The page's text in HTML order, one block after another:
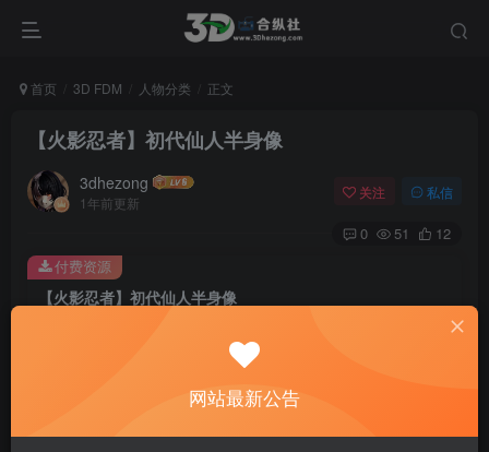
首页 3D FDM 人物分类 正文
【火影忍者】初代仙人半身像
3dhezong
1年前更新
关注 私信
0 51 12
【火影忍者】初代仙人半身像
100
免费
付费资源
网站最新公告